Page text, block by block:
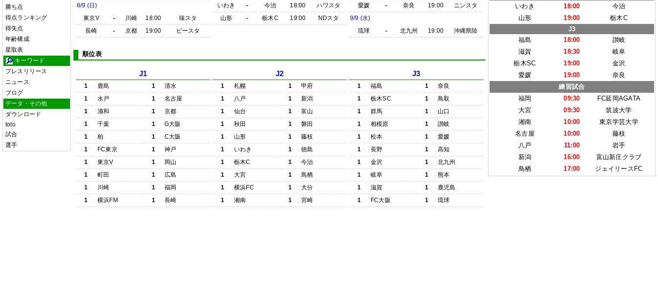
勝ち点
得点ランキング
得失点
年齢構成
星取表
キーワード
プレスリリース
ニュース
ブログ
データ・その他
ダウンロード
toto
試合
選手
8/9 (日)
東京V
- 川崎 18:00
味スタ
長崎
- 京都 19:00 ピースタ
いわき
- 今治 18:00
ハワスタ
山形
- 栃木C 19:00 NDスタ
愛媛
- 奈良 19:00
ニンスタ
9/9 (水)
琉球
- 北九州 19:00 沖縄県陸
順位表
J1
1 鹿島 1
清水
1
水戸 1
名古屋
1
浦和 1
京都
1
千葉 1
G大阪
1
柏 1
C大阪
1
FC東京 1
神戸
1
東京V 1
岡山
1
町田 1
広島
1
川崎 1
福岡
1
横浜FM 1 長崎
J2
1 札幌 1
甲府
1
八戸 1
新潟
1
仙台 1
富山
1
秋田 1
磐田
1
山形 1
藤枝
1
いわき 1
徳島
1
栃木C 1
今治
1
大宮 1
鳥栖
1
横浜FC 1
大分
1
湘南 1 宮崎
J3
1 福島 1
奈良
1
栃木SC 1
鳥取
1
群馬 1
山口
1
相模原 1
讃岐
1
松本 1
愛媛
1
長野 1
高知
1
金沢 1
北九州
1
岐阜 1
熊本
1
滋賀 1
鹿児島
1
FC大阪 1 琉球
いわき
18:00
今治
山形
19:00
栃木C
J3
福島
18:00
讃岐
滋賀
18:30
岐阜
栃木SC
19:00
金沢
愛媛
19:00
奈良
練習試合
福岡
09:30
FC延岡AGATA
大宮
09:30
筑波大学
湘南
10:00
東京学芸大学
名古屋
10:00
藤枝
八戸
11:00
岩手
新潟
16:00
富山新庄クラブ
鳥栖
17:00 ジェイリースFC